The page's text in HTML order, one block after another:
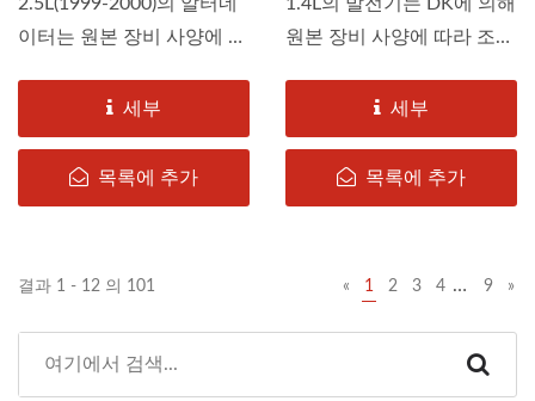
2.5L(1999-2000)의 알터네
이터는 원본 장비 사양에 따
세부
목록에 추가
1.4L의 발전기는 DK에 의해
원본 장비 사양에 따라 조립
세부
목록에 추가
결과 1 - 12 의 101 « 1 2 3 4 … 9 »